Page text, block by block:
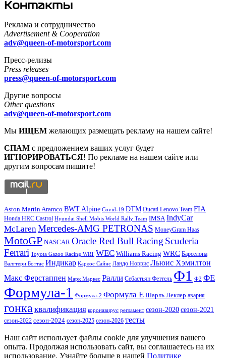
Контакты
Реклама и сотрудничество
Advertisement & Cooperation
adv@queen-of-motorsport.com
Пресс-релизы
Press releases
press@queen-of-motorsport.com
Другие вопросы
Other questions
adv@queen-of-motorsport.com
Мы ИЩЕМ желающих размещать рекламу на нашем сайте!
СПАМ с предложением ваших услуг будет
ИГНОРИРОВАТЬСЯ! По рекламе на нашем сайте или
другим вопросам пишите!
Aston Martin Aramco BWT Alpine Covid-19 DTM Ducati Lenovo Team FIA
Honda HRC Castrol Hyundai Shell Mobis World Rally Team IMSA IndyCar
McLaren Mercedes-AMG PETRONAS MoneyGram Haas
MotoGP NASCAR Oracle Red Bull Racing Scuderia
Ferrari Toyota Gazoo Racing WRT WEC Williams Racing WRC Барселона
Валттери Боттас Индикар Карлос Сайнс Ландо Норрис Льюис Хэмилтон
Макс Ферстаппен Марк Маркес Ралли Себастьян Феттель Ф1 Ф2 ФЕ
Формула-1 Формула-2 Формула Е Шарль Леклер авария
гонка квалификация коронавирус регламент сезон-2020сезон-2021
сезон-2022 сезон-2024 сезон-2025 сезон-2026 тесты
Наш сайт использует файлы cookie для улучшения вашего
опыта. Продолжая использовать сайт, вы соглашаетесь на их
использование. Узнайте больше в нашей Политике